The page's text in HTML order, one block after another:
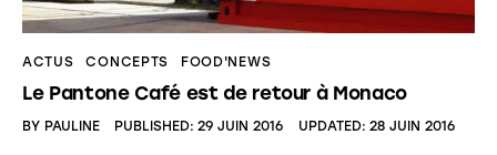
ACTUS CONCEPTS FOOD'NEWS
Le Pantone Café est de retour à Monaco
BY PAULINE PUBLISHED: 29 JUIN 2016 UPDATED: 28 JUIN 2016